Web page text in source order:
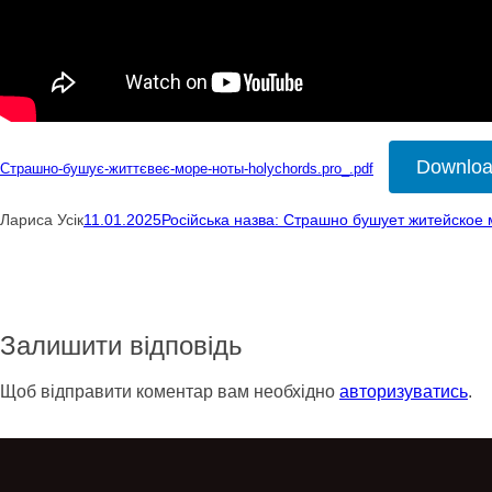
Страшно-бушує-життєвеє-море-ноты-holychords.pro_.pdf
Лариса Усік11.01.2025Російська назва: Страшно бушует житейское
Залишити відповідь
Щоб відправити коментар вам необхідно авторизуватись.